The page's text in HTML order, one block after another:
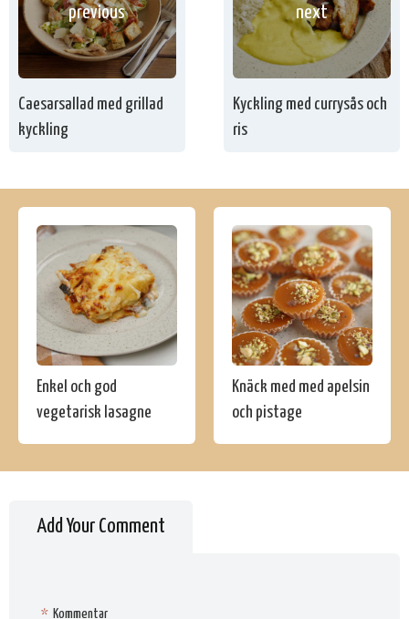
previous
Caesarsallad med grillad
kyckling
next
Kyckling med currysås och
ris
Enkel och god
vegetarisk lasagne
Knäck med med apelsin
och pistage
Add Your Comment
Kommentar
*